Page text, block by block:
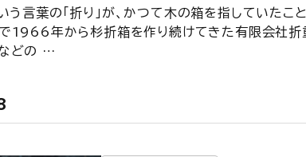
いう言葉の「折り」が、かつて木の箱を指していたこ
1966年から杉折箱を作り続けてきた有限会社折
どの …